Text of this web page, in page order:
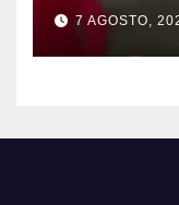
7 AGOSTO,